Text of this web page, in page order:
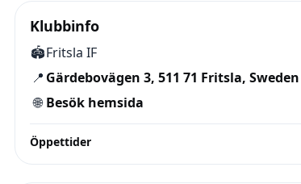
Klubbinfo
🏟️Fritsla IF
📍 Gärdebovägen 3, 511 71 Fritsla, Sweden
🌐 Besök hemsida
Öppettider